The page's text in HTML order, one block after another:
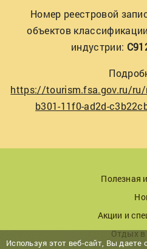
Номер реестровой
объектов
индустрии:
https://tourism.fsa.gov.ru/
b301-11f0-ad2d-
Полезная
Акции и
Отдых в
Используя этот веб-сайт, Вы даете